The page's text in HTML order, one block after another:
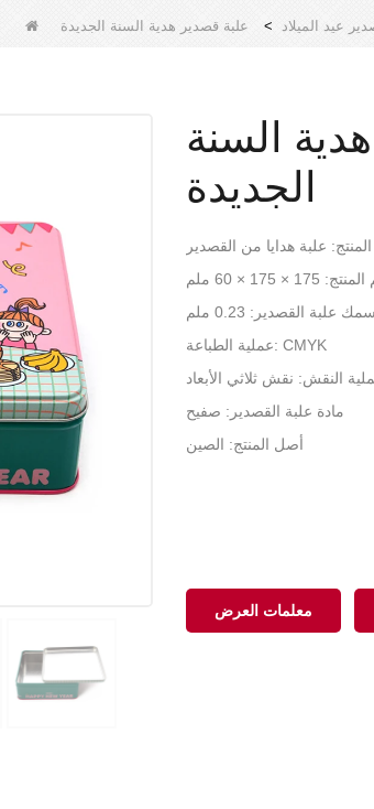
عيد الميلاد > علبة قصدير هدية السنة الجديدة
السنة
الجديدة
علبة هدايا من القصدير
175 × 175 × 60 ملم
سمك علبة القصدير: 0.23 ملم
عملية الطباعة: CMYK
النقش: نقش ثلاثي الأبعاد
مادة علبة القصدير: صفيح
أصل المنتج: الصين
معلمات العرض